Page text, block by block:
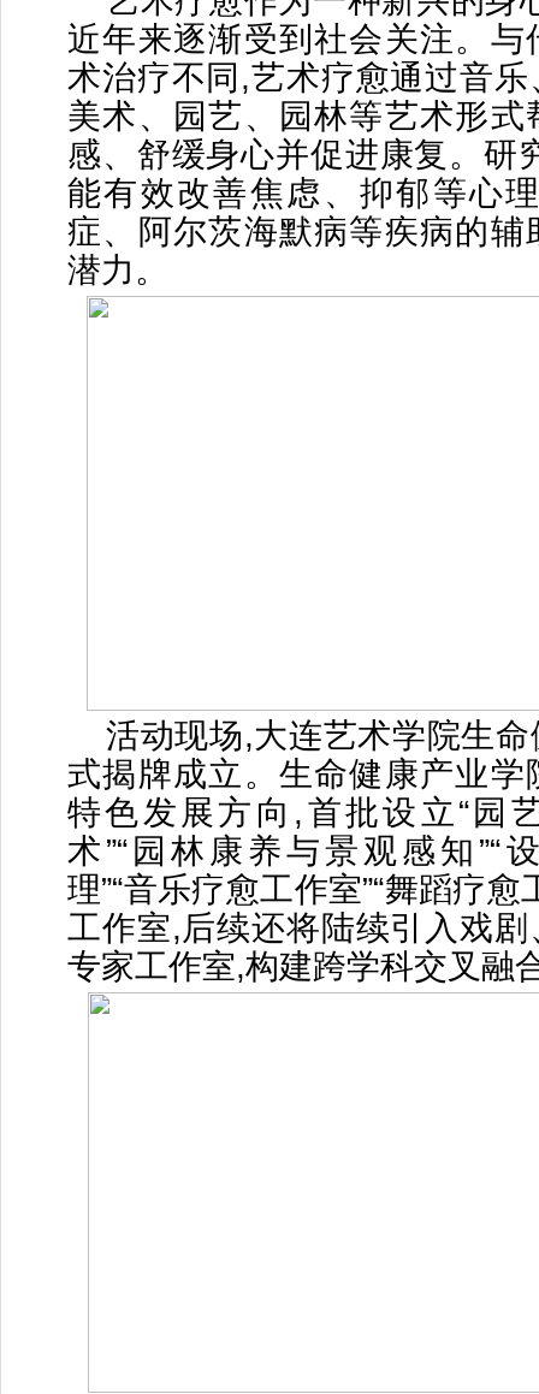
近年来逐渐受到社会关注。与
术治疗不同,艺术疗愈通过音
美术、园艺、园林等艺术形式
感、舒缓身心并促进康复。研
能有效改善焦虑、抑郁等心
症、阿尔茨海默病等疾病的辅
潜力。
活动现场,大连艺术学院生
式揭牌成立。生命健康产业学
特色发展方向,首批设立“园
术”“园林康养与景观感知”“
理”“音乐疗愈工作室”“舞蹈疗
工作室,后续还将陆续引入戏
专家工作室,构建跨学科交叉融